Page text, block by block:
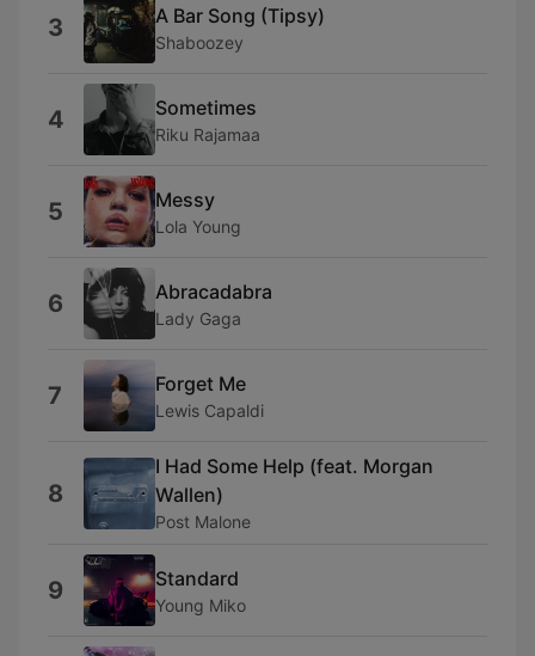
3 A Bar Song (Tipsy)
Shaboozey
4 Sometimes
Riku Rajamaa
5 Messy
Lola Young
6 Abracadabra
Lady Gaga
7 Forget Me
Lewis Capaldi
8
I Had Some Help (feat. Morgan
Wallen)
Post Malone
9 Standard
Young Miko